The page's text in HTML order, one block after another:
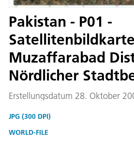
Pakistan - P01 -
Muzaffarabad
Nördlicher
Erstellungsdatum 28. Oktober
JPG (300 DPI)
WORLD-FILE